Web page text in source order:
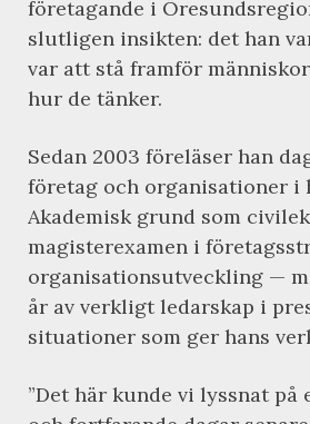
företagande i
slutligen insikten: det han
var att stå framför
hur de tänker.
Sedan 2003 föreläser han
företag och organisationer i
Akademisk grund som
magisterexamen i
organisationsutveckling —
år av verkligt ledarskap i
situationer som ger hans
”Det här kunde vi lyssnat